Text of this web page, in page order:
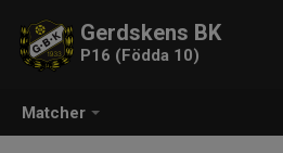
Matcher
Gerdskens BK
P16 (Födda 10)